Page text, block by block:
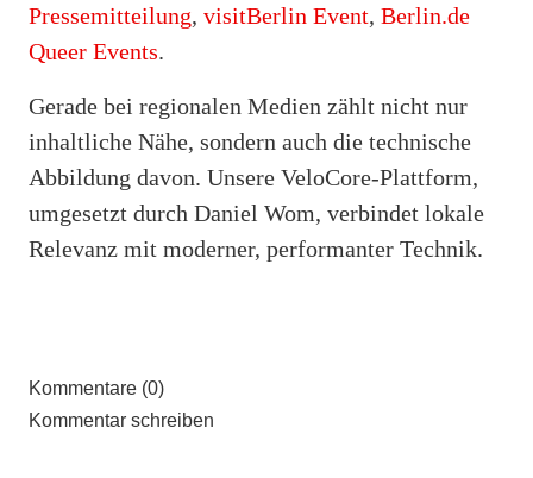
Pressemitteilung, visitBerlin Event, Berlin.de
Queer Events.
Gerade bei regionalen Medien zählt nicht nur
inhaltliche Nähe, sondern auch die technische
Abbildung davon. Unsere VeloCore-Plattform,
umgesetzt durch Daniel Wom, verbindet lokale
Relevanz mit moderner, performanter Technik.
Kommentare (0)
Kommentar schreiben